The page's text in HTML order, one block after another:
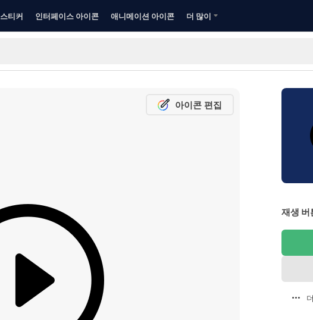
스티커 인터페이스 아이콘 애니메이션 아이콘 더 많이
아이콘 편집
재생 버